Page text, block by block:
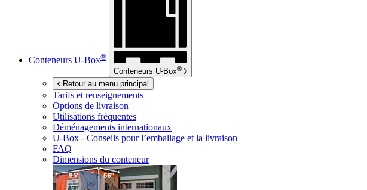
Conteneurs U-Box®
Conteneurs U-Box®
Retour au menu principal
Tarifs et renseignements
Options de livraison
Utilisations fréquentes
Déménagements internationaux
U-Box - Conseils pour l’emballage et la livraison
FAQ
Dimensions du conteneur